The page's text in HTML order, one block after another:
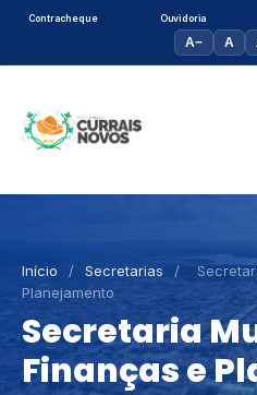
Contracheque Ouvidoria
A− A
Início / Secretarias /
Planejamento
Secretaria
Finanças e